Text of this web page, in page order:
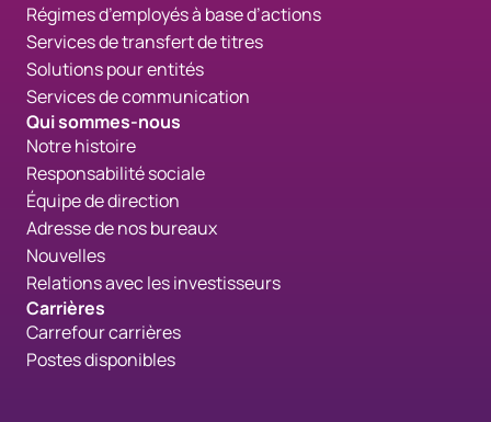
Régimes d’employés à base d’actions
Services de transfert de titres
Solutions pour entités
Services de communication
Qui sommes-nous
Notre histoire
Responsabilité sociale
Équipe de direction
Adresse de nos bureaux
Nouvelles
Relations avec les investisseurs
Carrières
Carrefour carrières
Postes disponibles